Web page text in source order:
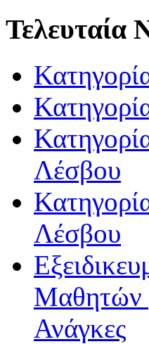
Τελευταία
Λέσβου
Λέσβου
Μαθητών
Ανάγκες